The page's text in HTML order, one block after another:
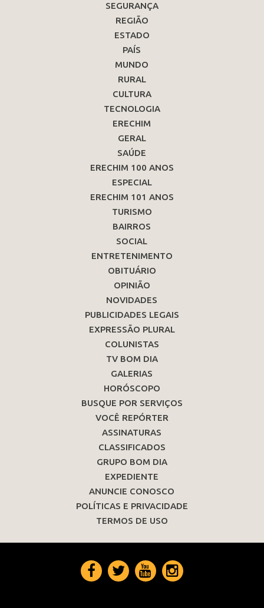
SEGURANÇA
REGIÃO
ESTADO
PAÍS
MUNDO
RURAL
CULTURA
TECNOLOGIA
ERECHIM
GERAL
SAÚDE
ERECHIM 100 ANOS
ESPECIAL
ERECHIM 101 ANOS
TURISMO
BAIRROS
SOCIAL
ENTRETENIMENTO
OBITUÁRIO
OPINIÃO
NOVIDADES
PUBLICIDADES LEGAIS
EXPRESSÃO PLURAL
COLUNISTAS
TV BOM DIA
GALERIAS
HORÓSCOPO
BUSQUE POR SERVIÇOS
VOCÊ REPÓRTER
ASSINATURAS
CLASSIFICADOS
GRUPO BOM DIA
EXPEDIENTE
ANUNCIE CONOSCO
POLÍTICAS E PRIVACIDADE
TERMOS DE USO